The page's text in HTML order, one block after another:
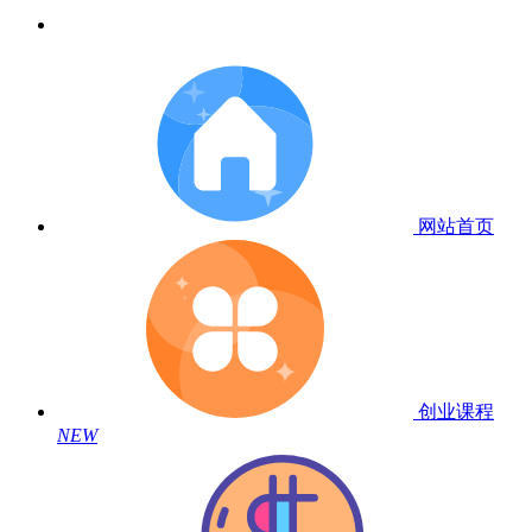
网站首页
创业课程
NEW